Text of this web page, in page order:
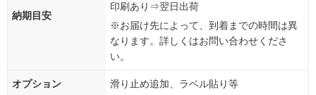
納期目安
印刷あり⇒翌日出荷
※お届け先によって、到着までの時間は異
なります。詳しくはお問い合わせくださ
い。
オプション 滑り止め追加、ラベル貼り等